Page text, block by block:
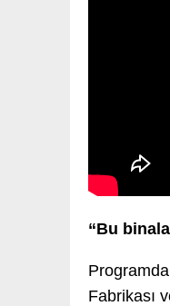
“Bu
Fabrikası